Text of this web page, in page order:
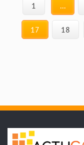
1 ...
17 18